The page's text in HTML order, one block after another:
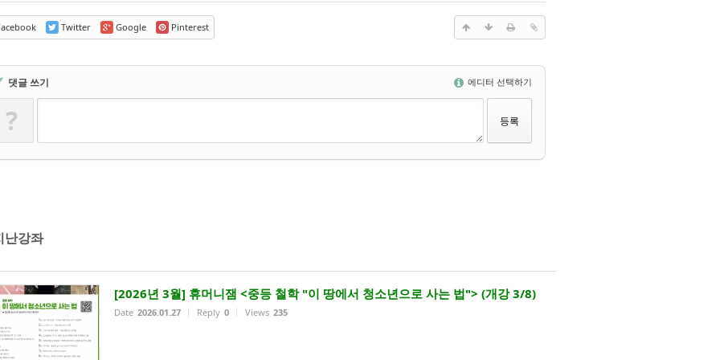
Twitter Google Pinterest
댓글 쓰기 에디터 선택하기
?
난강좌
[2026년 3월] 휴머니잼 <중등 철학 "이 땅에서 청소년으로 사는 법"> (개강 3/8)
Date 2026.01.27 Reply 0 Views 235